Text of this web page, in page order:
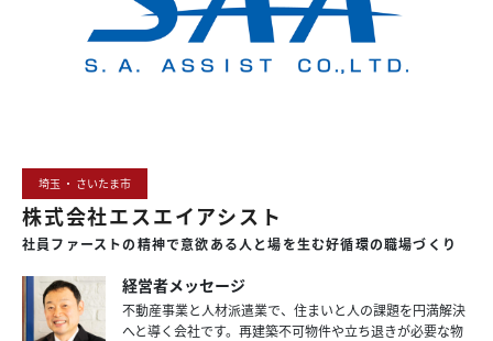
埼玉 ・ さいたま市
株式会社エスエイアシスト
社員ファーストの精神で意欲ある人と場を生む好循環の職場づくり
経営者メッセージ
不動産事業と人材派遣業で、住まいと人の課題を円満解決
へと導く会社です。再建築不可物件や立ち退きが必要な物